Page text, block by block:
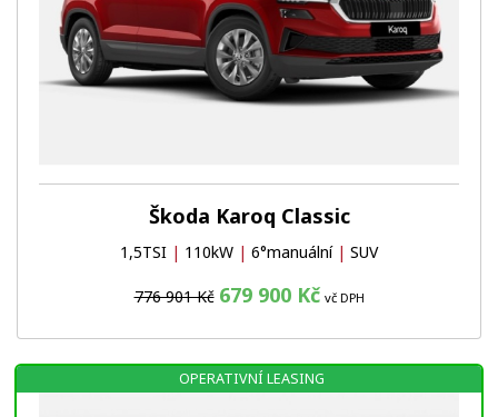
Škoda Karoq Classic
1,5TSI | 110kW | 6°manuální | SUV
776 901 Kč 679 900 Kč vč DPH
OPERATIVNÍ LEASING